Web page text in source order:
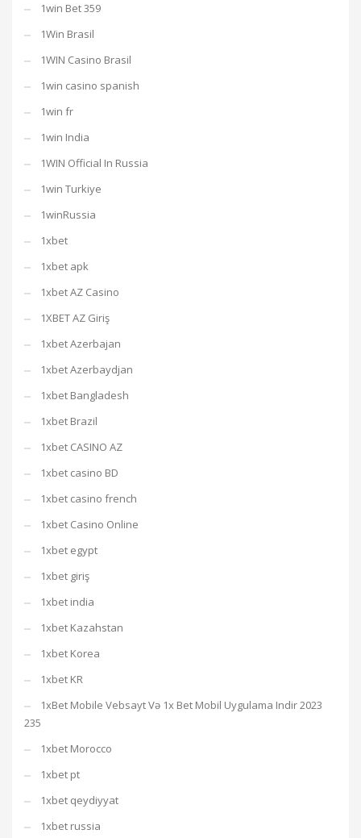
1win Bet 359
1Win Brasil
1WIN Casino Brasil
1win casino spanish
1win fr
1win India
1WIN Official In Russia
1win Turkiye
1winRussia
1xbet
1xbet apk
1xbet AZ Casino
1XBET AZ Giriş
1xbet Azerbajan
1xbet Azerbaydjan
1xbet Bangladesh
1xbet Brazil
1xbet CASINO AZ
1xbet casino BD
1xbet casino french
1xbet Casino Online
1xbet egypt
1xbet giriş
1xbet india
1xbet Kazahstan
1xbet Korea
1xbet KR
1xBet Mobile Vebsayt Və 1x Bet Mobil Uygulama Indir 2023
235
1xbet Morocco
1xbet pt
1xbet qeydiyyat
1xbet russia